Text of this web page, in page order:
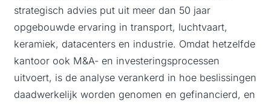
strategisch advies put uit meer dan 50 jaar
opgebouwde ervaring in transport, luchtvaart,
keramiek, datacenters en industrie. Omdat hetzelfde
kantoor ook M&A- en investeringsprocessen
uitvoert, is de analyse verankerd in hoe beslissingen
daadwerkelijk worden genomen en gefinancierd, en